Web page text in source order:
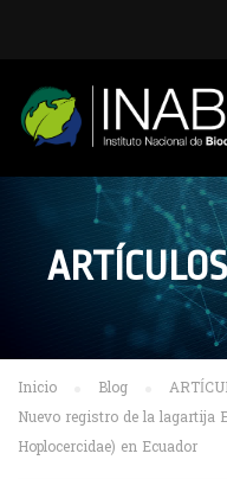
Inicio Blog
Nuevo registro de la lagartija
Hoplocercidae) en Ecuador